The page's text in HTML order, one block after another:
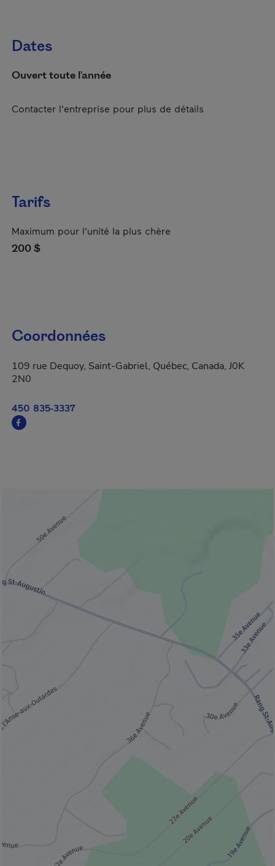
Dates
Ouvert toute l'année
Contacter l'entreprise pour plus de détails
Tarifs
Maximum pour l'unité la plus chère
200 $
Coordonnées
109 rue Dequoy, Saint-Gabriel, Québec, Canada, J0K
2N0
450 835-3337